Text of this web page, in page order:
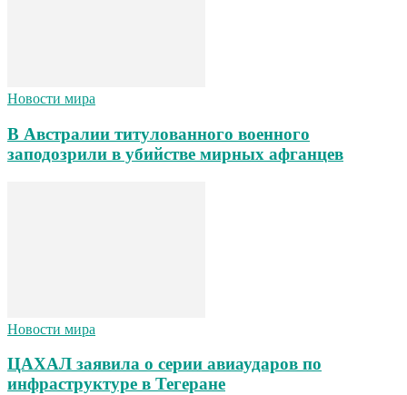
Новости мира
В Австралии титулованного военного
заподозрили в убийстве мирных афганцев
Новости мира
ЦАХАЛ заявила о серии авиаударов по
инфраструктуре в Тегеране